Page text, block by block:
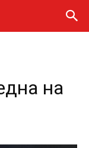
на